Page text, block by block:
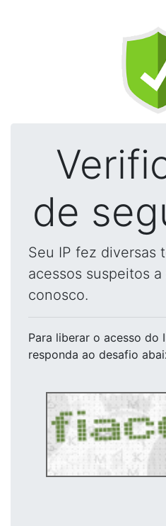
de
Seu IP fez diversas
acessos suspeitos
conosco.
Para liberar o acesso do
responda ao desafio